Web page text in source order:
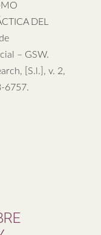
DEL
– GSW.
[S.l.], v. 2,
6757.